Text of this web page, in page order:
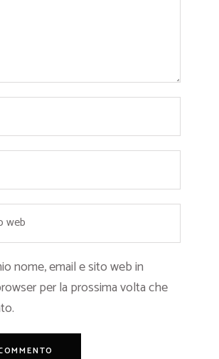
nome, email e sito web in
per la prossima volta che